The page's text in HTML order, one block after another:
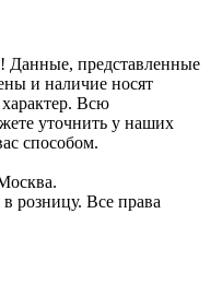
Данные, представленные
и наличие носят
Всю
уточнить у наших
способом.
розницу. Все права